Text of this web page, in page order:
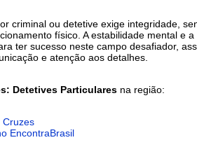
criminal ou detetive exige integridade,
físico. A estabilidade mental e a
ter sucesso neste campo desafiador,
e atenção aos detalhes.
Detetives Particulares na região:
Cruzes
EncontraBrasil